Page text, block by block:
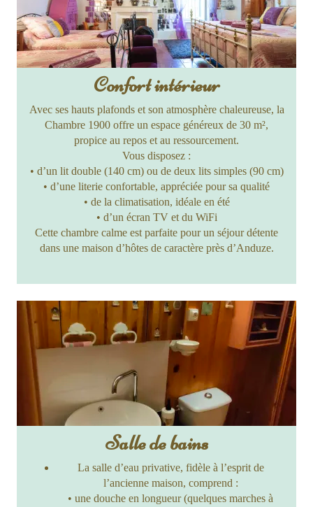
Confort intérieur
Avec ses hauts plafonds et son atmosphère chaleureuse, la
Chambre 1900 offre un espace généreux de 30 m²,
propice au repos et au ressourcement.
Vous disposez :
• d’un lit double (140 cm) ou de deux lits simples (90 cm)
• d’une literie confortable, appréciée pour sa qualité
• de la climatisation, idéale en été
• d’un écran TV et du WiFi
Cette chambre calme est parfaite pour un séjour détente
dans une maison d’hôtes de caractère près d’Anduze.
Salle de bains
La salle d’eau privative, fidèle à l’esprit de
l’ancienne maison, comprend :
• une douche en longueur (quelques marches à